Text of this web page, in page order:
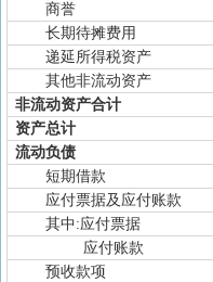
商誉
长期待摊费用
递延所得税资产
其他非流动资产
非流动资产合计
资产总计
流动负债
短期借款
应付票据及应付账款
其中:应付票据
应付账款
预收款项